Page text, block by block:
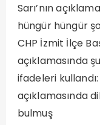
Sarı’nın
hüngür hüngür
CHP İzmit İlçe
açıklamasında şu
ifadeleri
açıklamasında
bulmuş